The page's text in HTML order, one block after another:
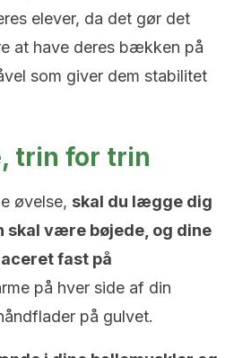
elever, da det gør det
at have deres bækken på
som giver dem stabilitet
trin for trin
øvelse, skal du lægge dig
skal være bøjede, og dine
fast på
på hver side af din
på gulvet.